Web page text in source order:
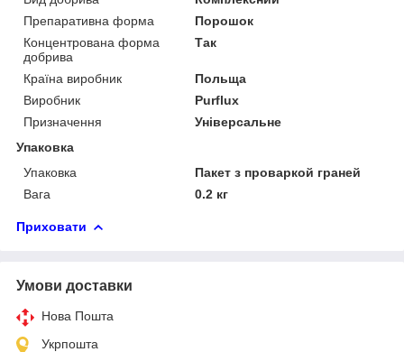
Препаративна форма
Порошок
Концентрована форма
добрива
Так
Країна виробник
Польща
Виробник
Purflux
Призначення
Універсальне
Упаковка
Упаковка
Пакет з проваркой граней
Вага
0.2 кг
Приховати
Умови доставки
Нова Пошта
Укрпошта